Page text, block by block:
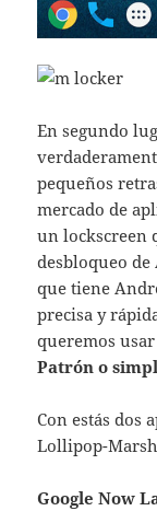
En segundo
pequeños
mercado de
un lockscreen
desbloqueo
que tiene
precisa y
queremos
Patrón o
Con estás dos
Lollipop-
Google Now